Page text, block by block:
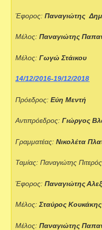
Έφορος:Παναγιώτης
Μέλος:Παναγιώτης
Μέλος: Γωγώ Στάικου
14/12/2016-19/12/2018
Πρόεδρος:Εύη Μεντή
Αντιπρόεδρος:Γιώργος
Γραμματέας:Νικολέτα
Ταμίας: Παναγιώτης Πιτερός
Έφορος:Παναγιώτης
Μέλος:Σταύρος Κουκάκης
Μέλος: Παναγιώτης